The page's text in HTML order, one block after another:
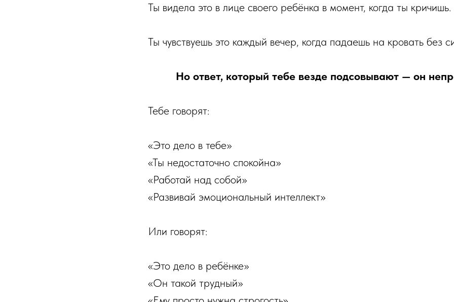
Ты видела это в лице своего ребёнка в момент, когда ты кричишь.
Ты чувствуешь это каждый вечер, когда падаешь на кровать без
Но ответ, который тебе везде подсовывают — он
Тебе говорят:
«Это дело в тебе»
«Ты недостаточно спокойна»
«Работай над собой»
«Развивай эмоциональный интеллект»
Или говорят:
«Это дело в ребёнке»
«Он такой трудный»